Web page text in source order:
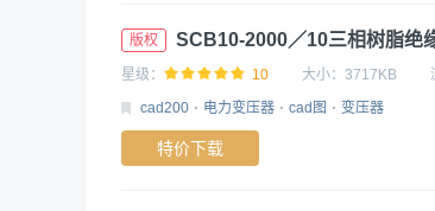
版权 SCB10-2000／10三相树脂绝
星级： 10 大小： 3717KB
cad200
电力变压器 cad图 变压器
特价下载